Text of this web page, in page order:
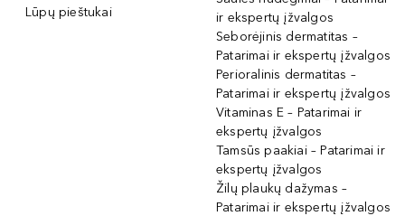
Lūpų pieštukai
ir ekspertų įžvalgos
Seborėjinis dermatitas –
Patarimai ir ekspertų įžvalgos
Perioralinis dermatitas –
Patarimai ir ekspertų įžvalgos
Vitaminas E – Patarimai ir
ekspertų įžvalgos
Tamsūs paakiai – Patarimai ir
ekspertų įžvalgos
Žilų plaukų dažymas –
Patarimai ir ekspertų įžvalgos